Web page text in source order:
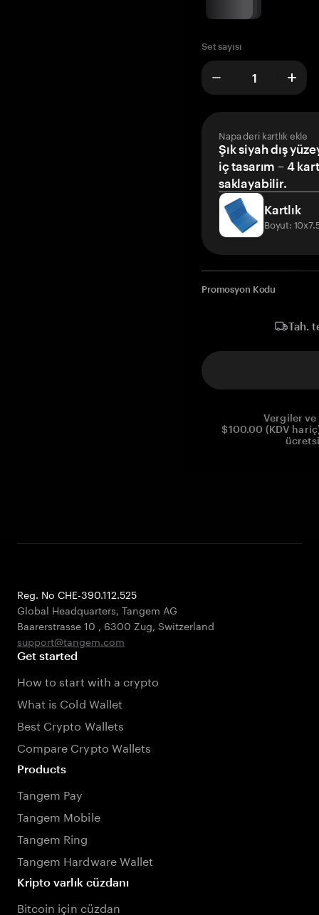
Set sayısı
Napa deri kartlık ekle
Şık siyah dış
iç tasarım – 4
saklayabilir.
Kartlık
Boyut:
Promosyon Kodu
Tah.
Vergiler
$100.00 (KDV
Reg. No CHE-390.112.525
Global Headquarters, Tangem AG
Baarerstrasse 10 , 6300 Zug, Switzerland
support@tangem.com
Get started
How to start with a crypto
What is Cold Wallet
Best Crypto Wallets
Compare Crypto Wallets
Products
Tangem Pay
Tangem Mobile
Tangem Ring
Tangem Hardware Wallet
Kripto varlık cüzdanı
Bitcoin için cüzdan